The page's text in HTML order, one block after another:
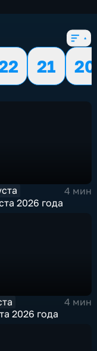
21
20
4 мин
2026 года
4 мин
2026 года